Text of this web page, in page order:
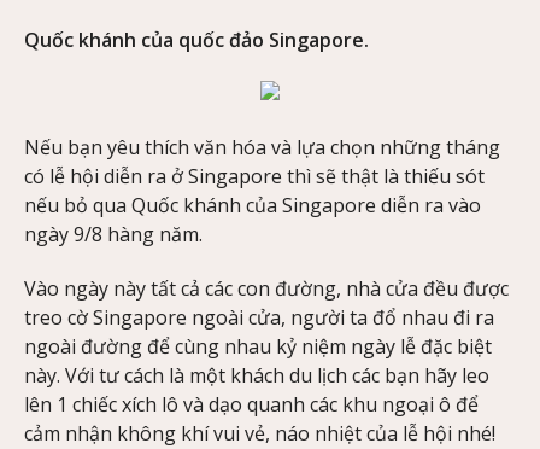
Quốc khánh của quốc đảo Singapore.
Nếu bạn yêu thích văn hóa và lựa chọn những tháng
có lễ hội diễn ra ở Singapore thì sẽ thật là thiếu sót
nếu bỏ qua Quốc khánh của Singapore diễn ra vào
ngày 9/8 hàng năm.
Vào ngày này tất cả các con đường, nhà cửa đều được
treo cờ Singapore ngoài cửa, người ta đổ nhau đi ra
ngoài đường để cùng nhau kỷ niệm ngày lễ đặc biệt
này. Với tư cách là một khách du lịch các bạn hãy leo
lên 1 chiếc xích lô và dạo quanh các khu ngoại ô để
cảm nhận không khí vui vẻ, náo nhiệt của lễ hội nhé!